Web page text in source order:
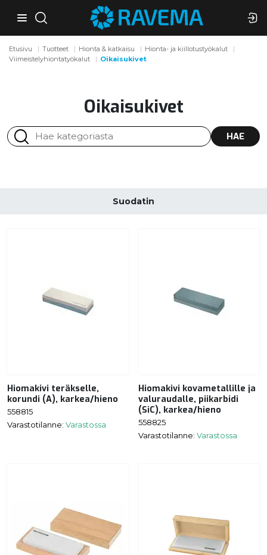
Etusivu Tuotteet Hionta & katkaisu
Hionta- ja kiillotustyökalut
Viimeistelyhiontatyökalut
Oikaisukivet
Oikaisukivet
HAE
Suodatin
Hiomakivi teräkselle,
korundi (A), karkea/hieno
558815
Varastotilanne: Varastossa
Hiomakivi kovametallille ja
valuraudalle, piikarbidi
(SiC), karkea/hieno
558825
Varastotilanne: Varastossa